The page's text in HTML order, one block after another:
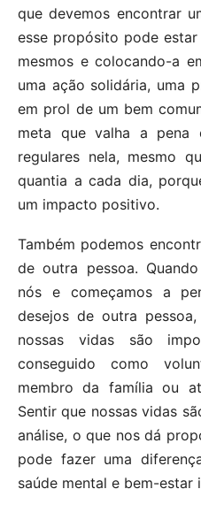
que devemos encontrar
esse propósito pode
mesmos e colocando-a
uma ação solidária, uma
em prol de um bem
meta que valha a pena
regulares nela, mesmo
quantia a cada dia,
um impacto positivo.
Também podemos
de outra pessoa.
nós e começamos a
desejos de outra
nossas vidas são
conseguido como
membro da família ou
Sentir que nossas vidas
análise, o que nos dá
pode fazer uma
saúde mental e bem-estar